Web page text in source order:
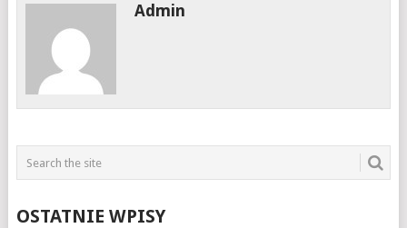
Admin
OSTATNIE WPISY